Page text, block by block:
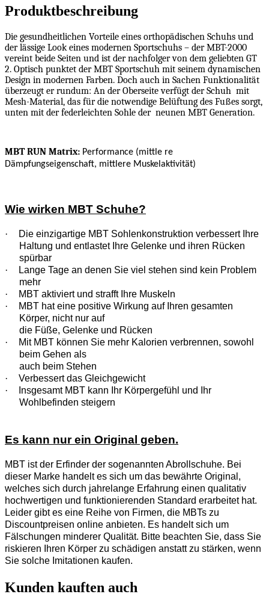
Produktbeschreibung
Die gesundheitlichen Vorteile eines orthopädischen Schuhs und
der lässige Look eines modernen Sportschuhs – der MBT-2000
vereint beide Seiten und ist der nachfolger von dem geliebten GT
2. Optisch punktet der MBT Sportschuh mit seinem dynamischen
Design in modernen Farben. Doch auch in Sachen Funktionalität
überzeugt er rundum: An der Oberseite verfügt der Schuh mit
Mesh-Material, das für die notwendige Belüftung des Fußes sorgt,
unten mit der federleichten Sohle der neunen MBT Generation.
MBT RUN Matrix: Performance (mittle re
Dämpfungseigenschaft, mittlere Muskelaktivität)
Wie wirken MBT Schuhe?
·
Die einzigartige MBT Sohlenkonstruktion verbessert Ihre
Haltung und entlastet Ihre Gelenke und ihren Rücken
spürbar
·
Lange Tage an denen Sie viel stehen sind kein Problem
mehr
·
MBT aktiviert und strafft Ihre Muskeln
·
MBT hat eine positive Wirkung auf Ihren gesamten
Körper, nicht nur auf
die Füße, Gelenke und Rücken
·
Mit MBT können Sie mehr Kalorien verbrennen, sowohl
beim Gehen als
auch beim Stehen
·
Verbessert das Gleichgewicht
·
Insgesamt MBT kann Ihr Körpergefühl und Ihr
Wohlbefinden steigern
Es kann nur ein Original geben.
MBT ist der Erfinder der sogenannten Abrollschuhe. Bei
dieser Marke handelt es sich um das bewährte Original,
welches sich durch jahrelange Erfahrung einen qualitativ
hochwertigen und funktionierenden Standard erarbeitet hat.
Leider gibt es eine Reihe von Firmen, die MBTs zu
Discountpreisen online anbieten. Es handelt sich um
Fälschungen minderer Qualität. Bitte beachten Sie, dass Sie
riskieren Ihren Körper zu schädigen anstatt zu stärken, wenn
Sie solche Imitationen kaufen.
Kunden kauften auch